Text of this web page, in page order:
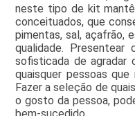
neste tipo de kit
conceituados, que
pimentas, sal, açafrão,
qualidade. Presentear
sofisticada de agradar
quaisquer pessoas
Fazer a seleção de
o gosto da pessoa,
bem-sucedido.